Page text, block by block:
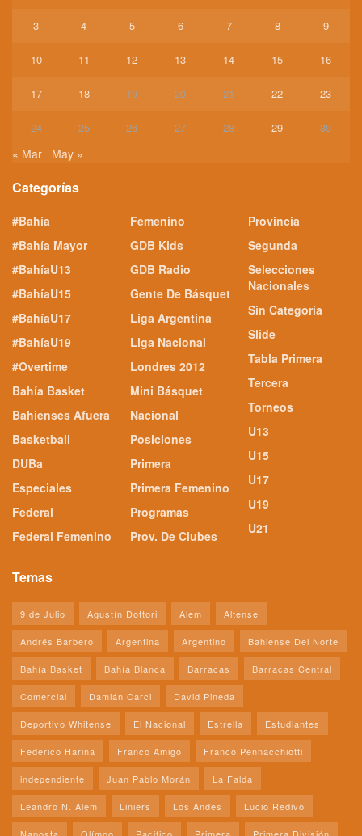
3 4 5 6 7 8 9
10 11 12 13 14 15 16
17 18 19 20 21 22 23
24 25 26 27 28 29 30
« Mar May »
Categorías
#Bahía
#Bahía Mayor
#BahíaU13
#BahíaU15
#BahíaU17
#BahíaU19
#Overtime
Bahía Basket
Bahienses Afuera
Basketball
DUBa
Especiales
Federal
Federal Femenino
Femenino
GDB Kids
GDB Radio
Gente De Básquet
Liga Argentina
Liga Nacional
Londres 2012
Mini Básquet
Nacional
Posiciones
Primera
Primera Femenino
Programas
Prov. De Clubes
Provincia
Segunda
Selecciones
Nacionales
Sin Categoría
Slide
Tabla Primera
Tercera
Torneos
U13
U15
U17
U19
U21
Temas
9 de Julio Agustín Dottori Alem Altense
Andrés Barbero Argentina Argentino Bahiense Del Norte
Bahía Basket Bahía Blanca Barracas Barracas Central
Comercial Damián Carci David Pineda
Deportivo Whitense El Nacional Estrella Estudiantes
Federico Harina Franco Amigo Franco Pennacchiotti
independiente Juan Pablo Morán La Falda
Leandro N. Alem Liniers Los Andes Lucio Redivo